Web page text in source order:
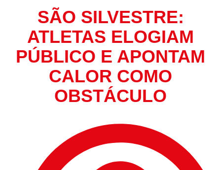
SÃO SILVESTRE:
ATLETAS ELOGIAM
PÚBLICO E APONTAM
CALOR COMO
OBSTÁCULO